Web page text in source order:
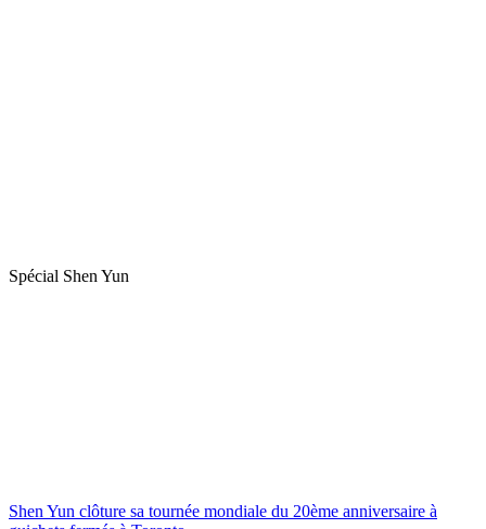
Spécial Shen Yun
Shen Yun clôture sa tournée mondiale du 20ème anniversaire à